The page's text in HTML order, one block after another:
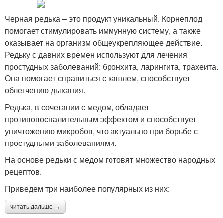
Редьки для женщин Редька для похудения
Рецепты с черной
редькой
Редька от простуды
Салаты из черной
редьки
Салат из черной редьки
редьки
Черная редька – это продукт уникальный. Корнеплод
помогает стимулировать иммунную систему, а также
оказывает на организм общеукрепляющее действие.
Редьку с давних времен используют для лечения
простудных заболеваний: бронхита, ларингита, трахеита.
Она помогает справиться с кашлем, способствует
облегчению дыхания.
Редька, в сочетании с медом, обладает
противовоспалительным эффектом и способствует
уничтожению микробов, что актуально при борьбе с
простудными заболеваниями.
На основе редьки с медом готовят множество народных
рецептов.
Приведем три наиболее популярных из них:
читать дальше →